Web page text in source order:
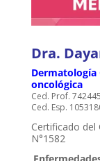
Dra.
Dermatología
oncológica
Ced. Prof.
Ced. Esp.
Certificado
N°1582